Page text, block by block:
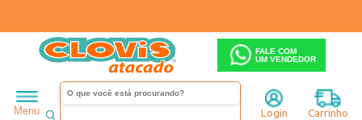
FALE COM
UM VENDEDOR
Menu Login Carrinho
Masculino
sapato-masculino-social-vega-055201-preto-atacado-2625508-001